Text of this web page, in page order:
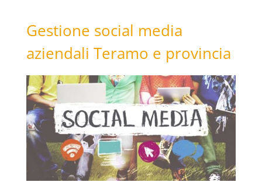
Gestione social media
aziendali Teramo e provincia